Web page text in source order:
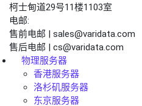
柯士甸道29号11楼1103室
电邮:
售前电邮 | sales@varidata.com
售后电邮 | cs@varidata.com
物理服务器
香港服务器
洛杉矶服务器
东京服务器